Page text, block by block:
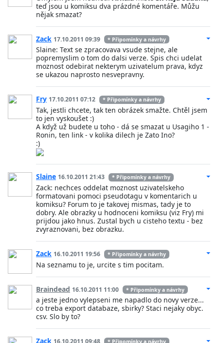
teď jsou u komiksu dva prázdné komentáře. Můžu
nějak smazat?
Zack 17.10.2011 09:39 * Připomínky a návrhy
Slaine: Text se zpracovava vsude stejne, ale
popremyslim o tom do dalsi verze. Spis chci udelat
moznost odebirat nekterym uzivatelum prava, kdyz
se ukazou naprosto nesvepravny.
Fry 17.10.2011 07:12 * Připomínky a návrhy
Tak, jestli chcete, tak ten obrázek smažte. Chtěl jsem
to jen vyskoušet :)
A když už budete u toho - dá se smazat u Usagiho 1 -
Ronin, ten link - v kolika dilech je Zato Ino?
:)
Slaine 16.10.2011 21:43 * Připomínky a návrhy
Zack: nechces oddelat moznost uzivatelskeho
formatovani pomoci pseudotagu v komentarich u
komiksu? Forum to je takovej mismas, tady je to
dobry. Ale obrazky u hodnoceni komiksu (viz Fry) mi
prijdou jako hnus. Zustal bych u cisteho textu - bez
zvyraznovani, bez obrazku.
Zack 16.10.2011 19:56 * Připomínky a návrhy
Na seznamu to je, urcite s tim pocitam.
Braindead 16.10.2011 11:00 * Připomínky a návrhy
a jeste jedno vylepseni me napadlo do novy verze...
co treba export databaze, sbirky? Staci nejaky obyc.
csv. Slo by to?
Zack